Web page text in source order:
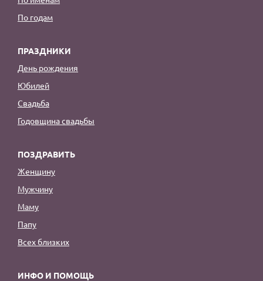
По годам
ПРАЗДНИКИ
День рождения
Юбилей
Свадьба
Годовщина свадьбы
ПОЗДРАВИТЬ
Женщину
Мужчину
Маму
Папу
Всех близких
ИНФО И ПОМОЩЬ